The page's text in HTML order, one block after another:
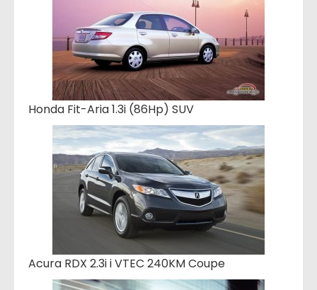
Honda Fit-Aria 1.3i (86Hp) SUV
Acura RDX 2.3i i VTEC 240KM Coupe